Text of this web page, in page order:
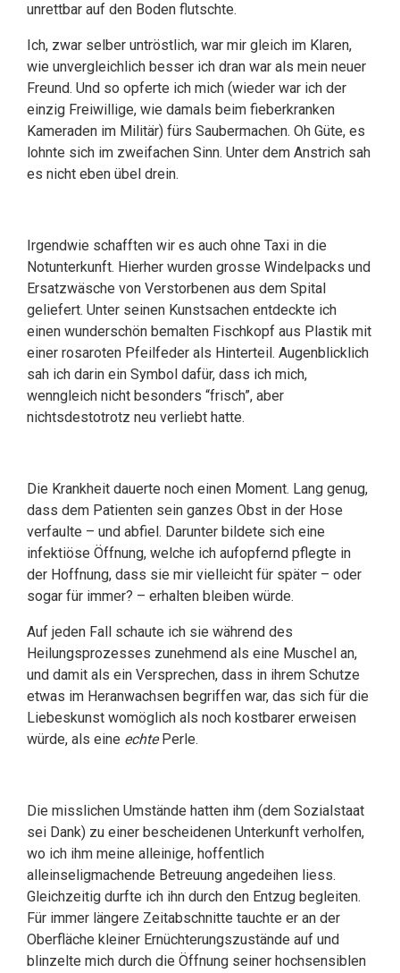
unrettbar auf den Boden flutschte.
Ich, zwar selber untröstlich, war mir gleich im Klaren,
wie unvergleichlich besser ich dran war als mein neuer
Freund. Und so opferte ich mich (wieder war ich der
einzig Freiwillige, wie damals beim fieberkranken
Kameraden im Militär) fürs Saubermachen. Oh Güte, es
lohnte sich im zweifachen Sinn. Unter dem Anstrich sah
es nicht eben übel drein.
Irgendwie schafften wir es auch ohne Taxi in die
Notunterkunft. Hierher wurden grosse Windelpacks und
Ersatzwäsche von Verstorbenen aus dem Spital
geliefert. Unter seinen Kunstsachen entdeckte ich
einen wunderschön bemalten Fischkopf aus Plastik mit
einer rosaroten Pfeilfeder als Hinterteil. Augenblicklich
sah ich darin ein Symbol dafür, dass ich mich,
wenngleich nicht besonders “frisch”, aber
nichtsdestotrotz neu verliebt hatte.
Die Krankheit dauerte noch einen Moment. Lang genug,
dass dem Patienten sein ganzes Obst in der Hose
verfaulte – und abfiel. Darunter bildete sich eine
infektiöse Öffnung, welche ich aufopfernd pflegte in
der Hoffnung, dass sie mir vielleicht für später – oder
sogar für immer? – erhalten bleiben würde.
Auf jeden Fall schaute ich sie während des
Heilungsprozesses zunehmend als eine Muschel an,
und damit als ein Versprechen, dass in ihrem Schutze
etwas im Heranwachsen begriffen war, das sich für die
Liebeskunst womöglich als noch kostbarer erweisen
würde, als eine echtePerle.
Die misslichen Umstände hatten ihm (dem Sozialstaat
sei Dank) zu einer bescheidenen Unterkunft verholfen,
wo ich ihm meine alleinige, hoffentlich
alleinseligmachende Betreuung angedeihen liess.
Gleichzeitig durfte ich ihn durch den Entzug begleiten.
Für immer längere Zeitabschnitte tauchte er an der
Oberfläche kleiner Ernüchterungszustände auf und
blinzelte mich durch die Öffnung seiner hochsensiblen